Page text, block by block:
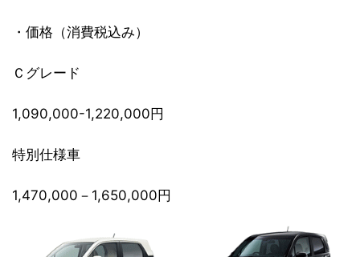
・価格（消費税込み）
Ｃグレード
1,090,000-1,220,000円
特別仕様車
1,470,000－1,650,000円